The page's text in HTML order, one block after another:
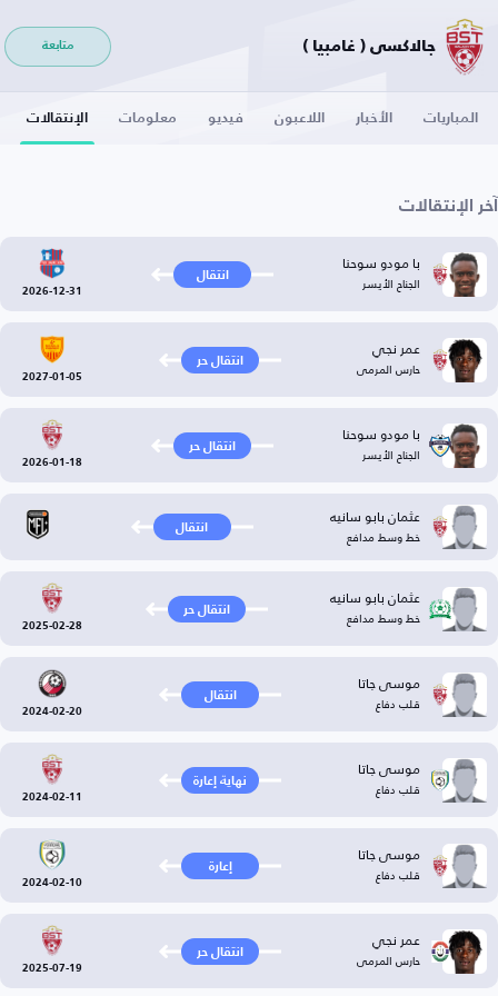
جالاكسي ( غامبيا ) متابعة
المباريات الأخبار اللاعبون فيديو معلومات الإنتقالات
آخر الإنتقالات
با مودو سوحنا
الجناح الأيسر انتقال
2026-12-31
عمر نجي
حارس المرمى انتقال حر
2027-01-05
با مودو سوحنا
الجناح الأيسر انتقال حر
2026-01-18
عثمان بابو سانيه
خط وسط مدافع انتقال
عثمان بابو سانيه
خط وسط مدافع انتقال حر
2025-02-28
موسى جاتا
قلب دفاع انتقال
2024-02-20
موسى جاتا
قلب دفاع نهاية إعارة
2024-02-11
موسى جاتا
قلب دفاع إعارة
2024-02-10
عمر نجي
حارس المرمى انتقال حر
2025-07-19